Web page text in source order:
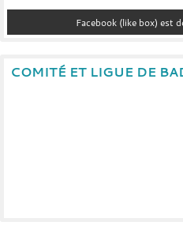
Facebook (like box) est
COMITÉ ET LIGUE DE